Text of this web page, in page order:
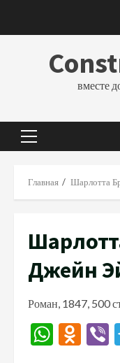
вместе
Основное
Главная Шарлотта
Джейн
Роман, 1847, 500